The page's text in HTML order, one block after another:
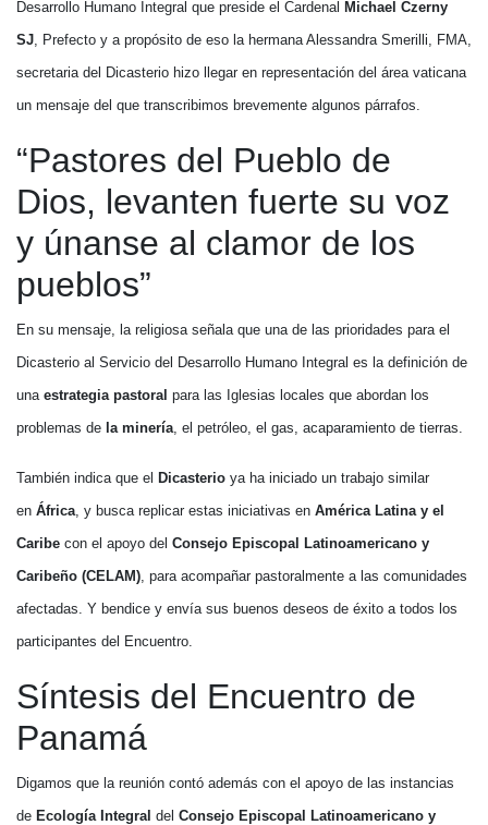
Desarrollo Humano Integral que preside el Cardenal Michael Czerny
SJ, Prefecto y a propósito de eso la hermana Alessandra Smerilli, FMA,
secretaria del Dicasterio hizo llegar en representación del área vaticana
un mensaje del que transcribimos brevemente algunos párrafos.
“Pastores del Pueblo de
Dios, levanten fuerte su voz
y únanse al clamor de los
pueblos”
En su mensaje, la religiosa señala que una de las prioridades para el
Dicasterio al Servicio del Desarrollo Humano Integral es la definición de
una estrategia pastoral para las Iglesias locales que abordan los
problemas de la minería, el petróleo, el gas, acaparamiento de tierras.
También indica que el Dicasterio ya ha iniciado un trabajo similar
en África, y busca replicar estas iniciativas en América Latina y el
Caribe con el apoyo del Consejo Episcopal Latinoamericano y
Caribeño (CELAM), para acompañar pastoralmente a las comunidades
afectadas. Y bendice y envía sus buenos deseos de éxito a todos los
participantes del Encuentro.
Síntesis del Encuentro de
Panamá
Digamos que la reunión contó además con el apoyo de las instancias
de Ecología Integral del Consejo Episcopal Latinoamericano y